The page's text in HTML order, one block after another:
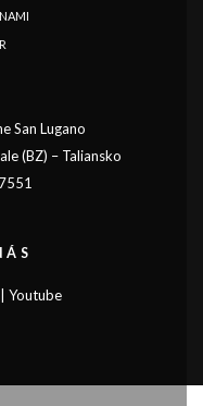
San Lugano
(BZ) – Taliansko
Youtube